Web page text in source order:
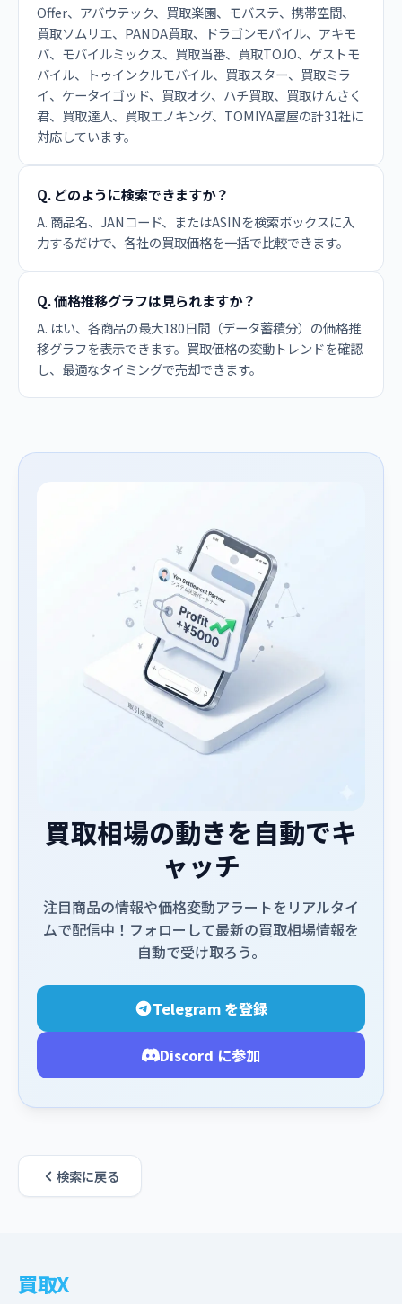
Offer、アバウテック、買取楽園、モバステ、携帯空間、
買取ソムリエ、PANDA買取、ドラゴンモバイル、アキモ
バ、モバイルミックス、買取当番、買取TOJO、ゲストモ
バイル、トゥインクルモバイル、買取スター、買取ミラ
イ、ケータイゴッド、買取オク、ハチ買取、買取けんさく
君、買取達人、買取エノキング、TOMIYA富屋の計31社に
対応しています。
Q. どのように検索できますか？
A. 商品名、JANコード、またはASINを検索ボックスに入
力するだけで、各社の買取価格を一括で比較できます。
Q. 価格推移グラフは見られますか？
A. はい、各商品の最大180日間（データ蓄積分）の価格推
移グラフを表示できます。買取価格の変動トレンドを確認
し、最適なタイミングで売却できます。
買取相場の動きを自動でキ
ャッチ
注目商品の情報や価格変動アラートをリアルタイ
ムで配信中！フォローして最新の買取相場情報を
自動で受け取ろう。
Telegram を登録
Discord に参加
検索に戻る
買取X